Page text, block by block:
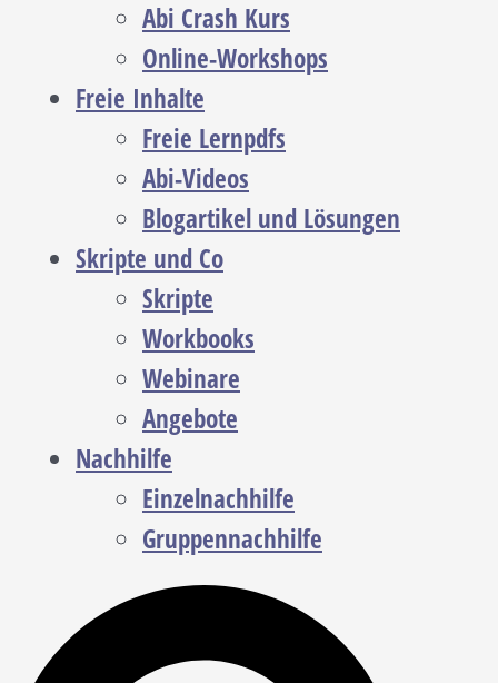
Abi Crash Kurs
Online-Workshops
Freie Inhalte
Freie Lernpdfs
Abi-Videos
Blogartikel und Lösungen
Skripte und Co
Skripte
Workbooks
Webinare
Angebote
Nachhilfe
Einzelnachhilfe
Gruppennachhilfe